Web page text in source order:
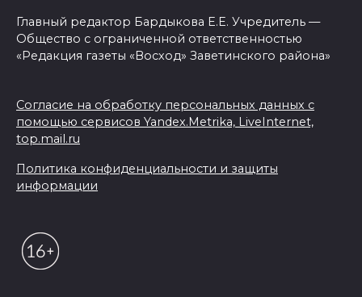
Главный редактор Бардыкова Е.Е. Учредитель —
Общество с ограниченной ответственностью
«Редакция газеты «Восход» Заветинского района»
Согласие на обработку персональных данных с
помощью сервисов Yandex.Metrika, LiveInternet,
top.mail.ru
Политика конфиденциальности и защиты
информации